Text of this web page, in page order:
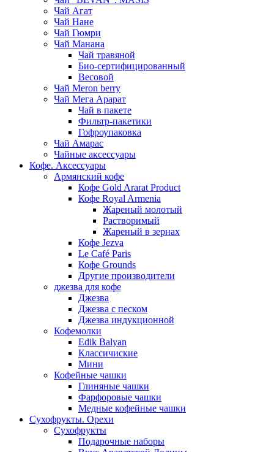
Чай Агат
Чай Нане
Чай Гюмри
Чай Манана
Чай травяной
Био-сертифицированный
Весовой
Чай Meron berry
Чай Мега Арарат
Чай в пакете
Фильтр-пакетики
Гофроупаковка
Чай Амарас
Чайные аксессуары
Кофе. Аксессуары
Армянский кофе
Кофе Gold Ararat Product
Кофе Royal Armenia
Жареный молотый
Растворимый
Жареный в зернах
Кофе Jezva
Le Café Paris
Кофе Grounds
Другие производители
джезва для кофе
Джезва
Джезва с песком
Джезва индукционной
Кофемолки
Edik Balyan
Классичиские
Мини
Кофейные чашки
Глиняные чашки
Фарфоровые чашки
Медные кофейные чашки
Сухофрукты. Орехи
Сухофрукты
Подарочные наборы